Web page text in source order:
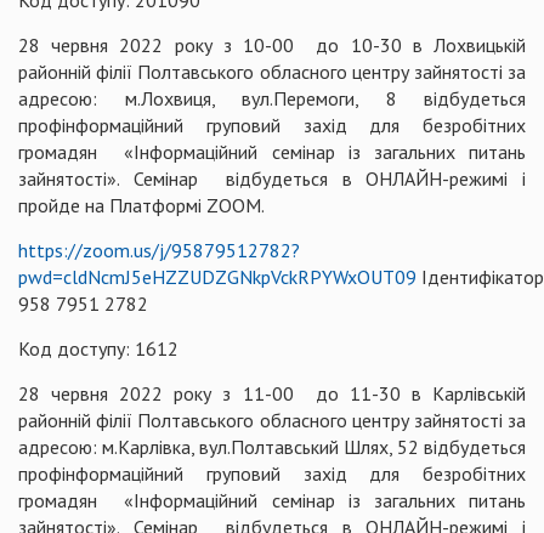
28 червня 2022 року з 10-00 до 10-30 в Лохвицькій
районній філії Полтавського обласного центру зайнятості за
адресою: м.Лохвиця, вул.Перемоги, 8 відбудеться
профінформаційний груповий захід для безробітних
громадян «Інформаційний семінар із загальних питань
зайнятості». Семінар відбудеться в ОНЛАЙН-режимі і
пройде на Платформі ZOOM.
https://zoom.us/j/95879512782?
pwd=cldNcmJ5eHZZUDZGNkpVckRPYWxOUT09
958 7951 2782
Код доступу: 1612
28 червня 2022 року з 11-00 до 11-30 в Карлівській
районній філії Полтавського обласного центру зайнятості за
адресою: м.Карлівка, вул.Полтавський Шлях, 52 відбудеться
профінформаційний груповий захід для безробітних
громадян «Інформаційний семінар із загальних питань
зайнятості». Семінар відбудеться в ОНЛАЙН-режимі і